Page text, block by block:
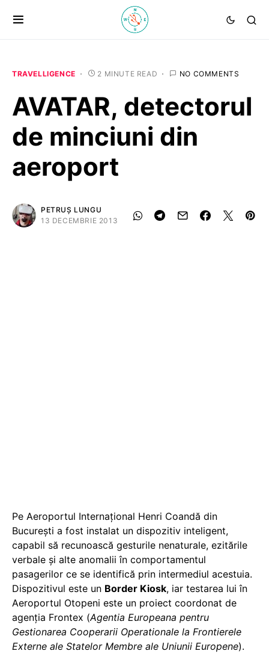
TRAVELLIGENCE 2 MINUTE READ NO COMMENTS
AVATAR, detectorul
de minciuni din
aeroport
PETRUȘ LUNGU
13 DECEMBRIE 2013
Pe Aeroportul Internaţional Henri Coandă din
Bucureşti a fost instalat un dispozitiv inteligent,
capabil să recunoască gesturile nenaturale, ezitările
verbale şi alte anomalii în comportamentul
pasagerilor ce se identifică prin intermediul acestuia.
Dispozitivul este un Border Kiosk, iar testarea lui în
Aeroportul Otopeni este un proiect coordonat de
agenția Frontex (Agentia Europeana pentru
Gestionarea Cooperarii Operationale la Frontierele
Externe ale Statelor Membre ale Uniunii Europene).